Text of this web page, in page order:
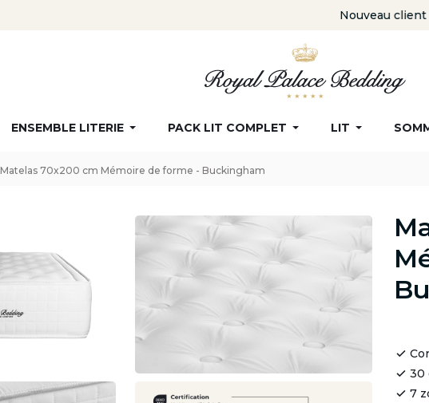
Nouveau client : -10% supplémentaire avec le
ENSEMBLE LITERIE PACK LIT COMPLET LIT
Matelas 70x200 cm Mémoire de forme - Buckingham
30
7